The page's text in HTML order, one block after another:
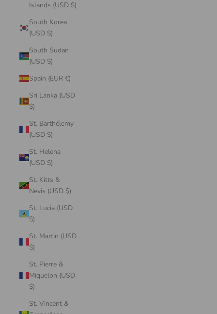
Islands (USD $)
South Korea
(USD $)
South Sudan
(USD $)
Spain (EUR €)
Sri Lanka (USD
$)
St. Barthélemy
(USD $)
St. Helena
(USD $)
St. Kitts &
Nevis (USD $)
St. Lucia (USD
$)
St. Martin (USD
$)
St. Pierre &
Miquelon (USD
$)
St. Vincent &